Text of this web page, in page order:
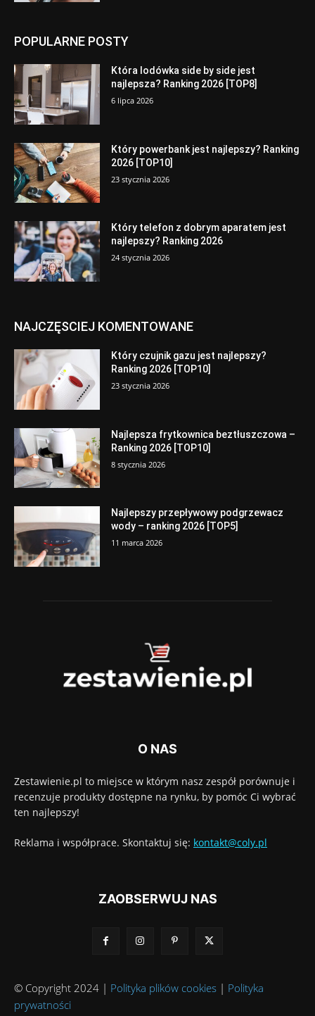
POPULARNE POSTY
Która lodówka side by side jest
najlepsza? Ranking 2026 [TOP8]
6 lipca 2026
Który powerbank jest najlepszy? Ranking
2026 [TOP10]
23 stycznia 2026
Który telefon z dobrym aparatem jest
najlepszy? Ranking 2026
24 stycznia 2026
NAJCZĘSCIEJ KOMENTOWANE
Który czujnik gazu jest najlepszy?
Ranking 2026 [TOP10]
23 stycznia 2026
Najlepsza frytkownica beztłuszczowa –
Ranking 2026 [TOP10]
8 stycznia 2026
Najlepszy przepływowy podgrzewacz
wody – ranking 2026 [TOP5]
11 marca 2026
O NAS
Zestawienie.pl to miejsce w którym nasz zespół porównuje i
recenzuje produkty dostępne na rynku, by pomóc Ci wybrać
ten najlepszy!
Reklama i współprace. Skontaktuj się: kontakt@coly.pl
ZAOBSERWUJ NAS
© Copyright 2024 | Polityka plików cookies | Polityka
prywatności